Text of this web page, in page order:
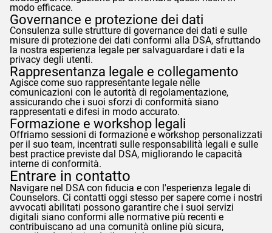
modo efficace.
Governance e protezione dei dati
Consulenza sulle strutture di governance dei dati e sulle
misure di protezione dei dati conformi alla DSA, sfruttando
la nostra esperienza legale per salvaguardare i dati e la
privacy degli utenti.
Rappresentanza legale e collegamento
Agisce come suo rappresentante legale nelle
comunicazioni con le autorità di regolamentazione,
assicurando che i suoi sforzi di conformità siano
rappresentati e difesi in modo accurato.
Formazione e workshop legali
Offriamo sessioni di formazione e workshop personalizzati
per il suo team, incentrati sulle responsabilità legali e sulle
best practice previste dal DSA, migliorando le capacità
interne di conformità.
Entrare in contatto
Navigare nel DSA con fiducia e con l'esperienza legale di
Counselors. Ci contatti oggi stesso per sapere come i nostri
avvocati abilitati possono garantire che i suoi servizi
digitali siano conformi alle normative più recenti e
contribuiscano ad una comunità online più sicura,